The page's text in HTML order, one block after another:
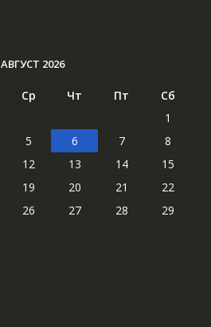
АВГУСТ 2026
Ср Чт Пт
Сб
1
5 6 7
8
12 13 14
15
19 20 21
22
26 27 28
29